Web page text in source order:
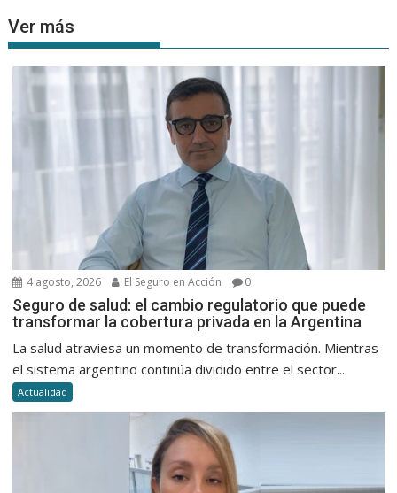
Ver más
4 agosto, 2026 El Seguro en Acción 0
Seguro de salud: el cambio regulatorio que puede
transformar la cobertura privada en la Argentina
La salud atraviesa un momento de transformación. Mientras
el sistema argentino continúa dividido entre el sector...
Actualidad